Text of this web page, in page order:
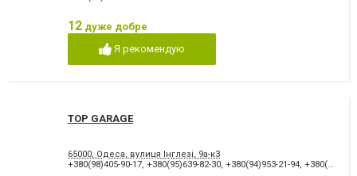
12 дуже добре
Я рекомендую
TOP GARAGE
65000, Одеса, вулиця Інглезі, 9а-к3
+380(98)405-90-17, +380(95)639-82-30, +380(94)953-21-94, +380(48)700-91-94